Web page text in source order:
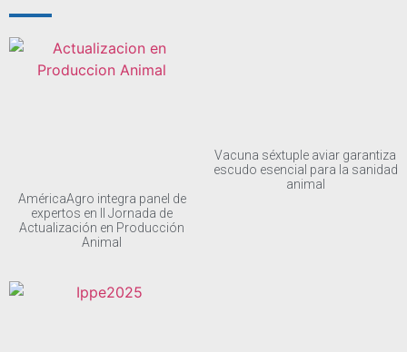
AméricaAgro integra panel de
expertos en II Jornada de
Actualización en Producción
Animal
Vacuna séxtuple aviar garantiza
escudo esencial para la sanidad
animal